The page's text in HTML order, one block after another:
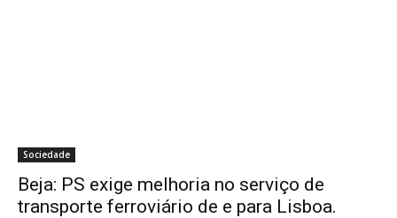
Sociedade
Beja: PS exige melhoria no serviço de
transporte ferroviário de e para Lisboa.